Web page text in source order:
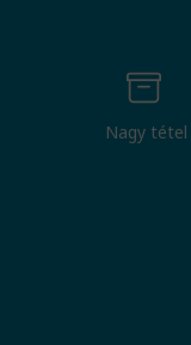
Nagy tétel